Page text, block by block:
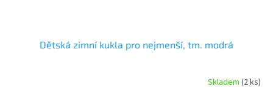
Dětská zimní kukla pro nejmenší, tm. modrá
Skladem (2 ks)